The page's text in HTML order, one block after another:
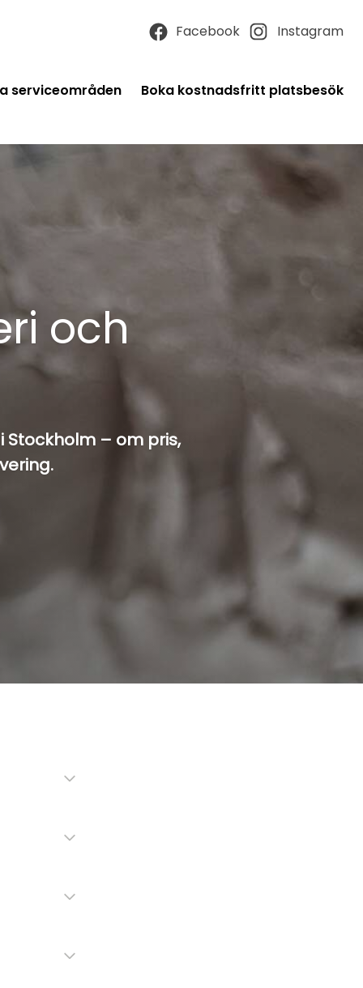
Facebook Instagram
serviceområden Boka kostnadsfritt platsbesök
och
– om pris,